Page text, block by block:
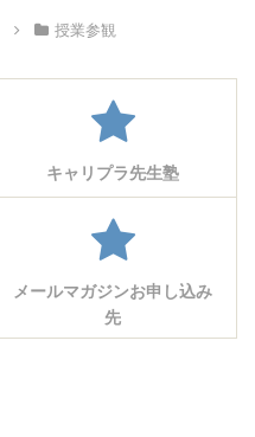
授業参観
キャリプラ先生塾
メールマガジンお申し込み
先